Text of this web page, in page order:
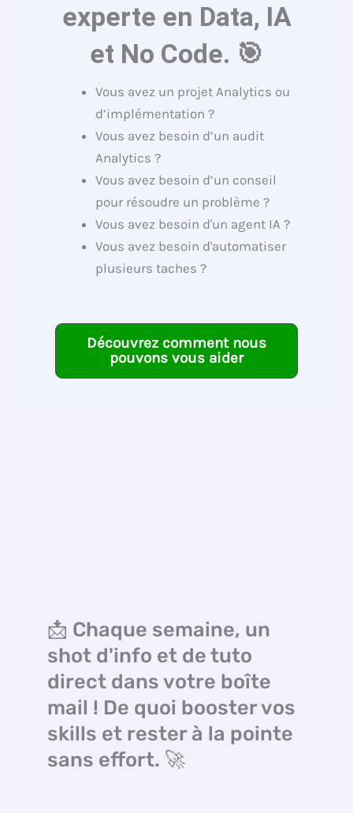
experte en Data, IA
et No Code. 🎯
Vous avez un projet Analytics ou
d’implémentation ?
Vous avez besoin d’un audit
Analytics ?
Vous avez besoin d’un conseil
pour résoudre un problème ?
Vous avez besoin d'un agent IA ?
Vous avez besoin d'automatiser
plusieurs taches ?
Découvrez comment nous
pouvons vous aider
📩 Chaque semaine, un
shot d'info et de tuto
direct dans votre boîte
mail ! De quoi booster vos
skills et rester à la pointe
sans effort. 🚀